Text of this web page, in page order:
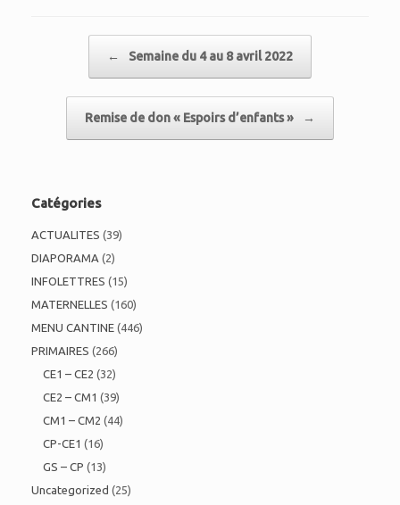
← Semaine du 4 au 8 avril 2022
Remise de don « Espoirs d’enfants » →
Catégories
ACTUALITES (39)
DIAPORAMA (2)
INFOLETTRES (15)
MATERNELLES (160)
MENU CANTINE (446)
PRIMAIRES (266)
CE1 – CE2 (32)
CE2 – CM1 (39)
CM1 – CM2 (44)
CP-CE1 (16)
GS – CP (13)
Uncategorized (25)